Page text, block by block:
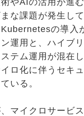
やAIの活用が進
な課題が発生し
の導入
運用と、ハイブ
テム運用が混在
ロ化に伴うセキ
いる。
マイクロサービ